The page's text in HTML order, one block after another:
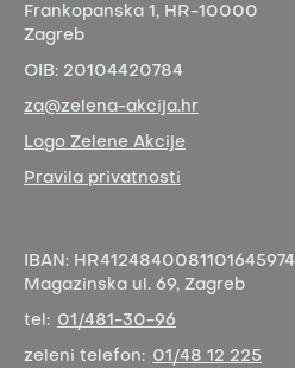
Frankopanska 1, HR-10000
Zagreb
OIB: 20104420784
za@zelena-akcija.hr
Logo Zelene Akcije
Pravila privatnosti
IBAN: HR4124840081101645974
Magazinska ul. 69, Zagreb
tel: 01/481-30-96
zeleni telefon: 01/48 12 225